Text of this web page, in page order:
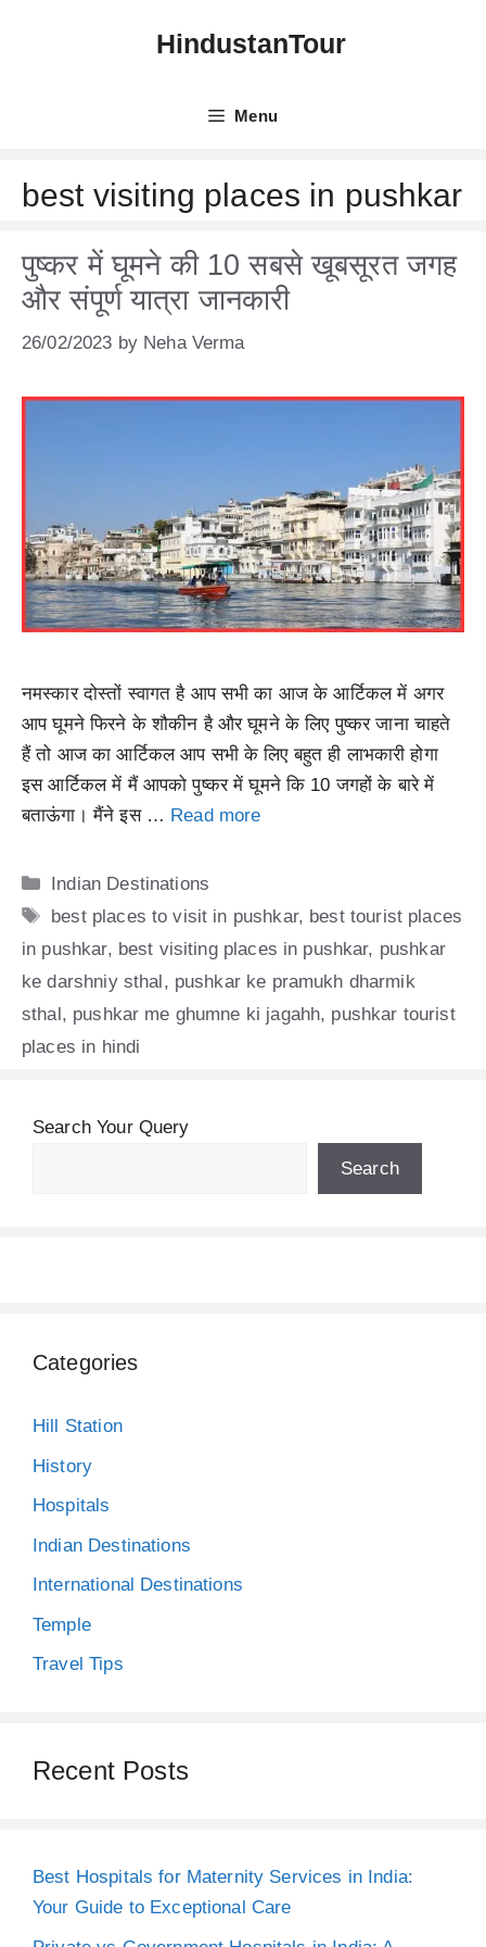
HindustanTour
Menu
best visiting places in pushkar
पुष्कर में घूमने की 10 सबसे खूबसूरत जगह
और संपूर्ण यात्रा जानकारी
26/02/2023 by Neha Verma
नमस्कार दोस्तों स्वागत है आप सभी का आज के आर्टिकल में अगर
आप घूमने फिरने के शौकीन है और घूमने के लिए पुष्कर जाना चाहते
हैं तो आज का आर्टिकल आप सभी के लिए बहुत ही लाभकारी होगा
इस आर्टिकल में मैं आपको पुष्कर में घूमने कि 10 जगहों के बारे में
बताऊंगा। मैंने इस … Read more
Categories
Indian Destinations
Tags
best places to visit in pushkar, best tourist places
in pushkar, best visiting places in pushkar, pushkar
ke darshniy sthal, pushkar ke pramukh dharmik
sthal, pushkar me ghumne ki jagahh, pushkar tourist
places in hindi
Search Your Query
Search
Categories
Hill Station
History
Hospitals
Indian Destinations
International Destinations
Temple
Travel Tips
Recent Posts
Best Hospitals for Maternity Services in India:
Your Guide to Exceptional Care